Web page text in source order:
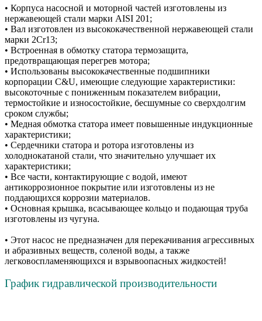
• Корпуса насосной и моторной частей изготовлены из
нержавеющей стали марки AISI 201;
• Вал изготовлен из высококачественной нержавеющей стали
марки 2Cr13;
• Встроенная в обмотку статора термозащита,
предотвращающая перегрев мотора;
• Использованы высококачественные подшипники
корпорации C&U, имеющие следующие характеристики:
высокоточные с пониженным показателем вибрации,
термостойкие и износостойкие, бесшумные со сверхдолгим
сроком службы;
• Медная обмотка статора имеет повышенные индукционные
характеристики;
• Сердечники статора и ротора изготовлены из
холоднокатаной стали, что значительно улучшает их
характеристики;
• Все части, контактирующие с водой, имеют
антикоррозионное покрытие или изготовлены из не
поддающихся коррозии материалов.
• Основная крышка, всасывающее кольцо и подающая труба
изготовлены из чугуна.
• Этот насос не предназначен для перекачивания агрессивных
и абразивных веществ, соленой воды, а также
легковоспламеняющихся и взрывоопасных жидкостей!
График гидравлической производительности